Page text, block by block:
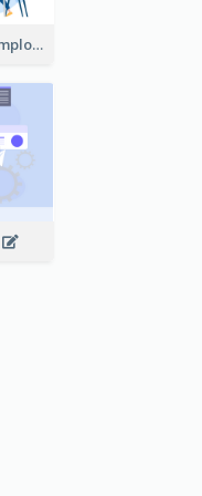
Boss Discussion With Employee Illustration